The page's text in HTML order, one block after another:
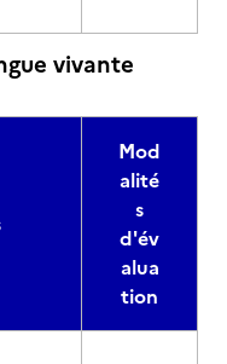
vivante
Mod
alité
s
d'év
alua
tion